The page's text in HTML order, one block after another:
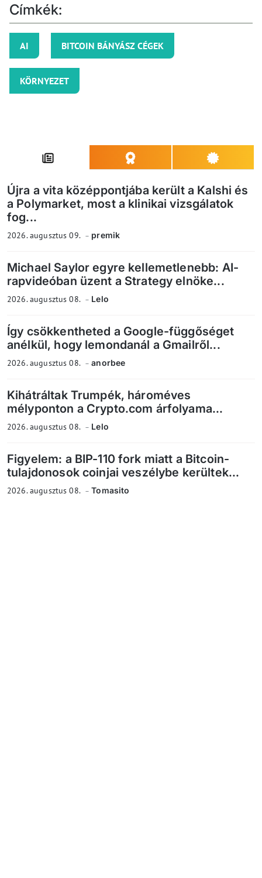
Címkék:
AI BITCOIN BÁNYÁSZ CÉGEK
KÖRNYEZET
Újra a vita középpontjába került a Kalshi és
a Polymarket, most a klinikai vizsgálatok
fog...
2026. augusztus 09. premik
Michael Saylor egyre kellemetlenebb: AI-
rapvideóban üzent a Strategy elnöke...
2026. augusztus 08. Lelo
Így csökkentheted a Google-függőséget
anélkül, hogy lemondanál a Gmailről...
2026. augusztus 08. anorbee
Kihátráltak Trumpék, hároméves
mélyponton a Crypto.com árfolyama...
2026. augusztus 08. Lelo
Figyelem: a BIP-110 fork miatt a Bitcoin-
tulajdonosok coinjai veszélybe kerültek...
2026. augusztus 08. Tomasito